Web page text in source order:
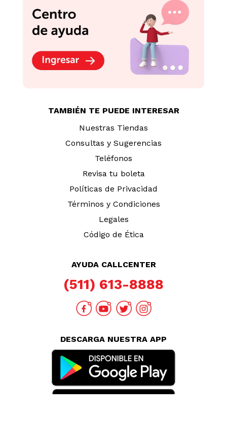
TAMBIÉN TE PUEDE INTERESAR
Nuestras Tiendas
Consultas y Sugerencias
Teléfonos
Revisa tu boleta
Políticas de Privacidad
Términos y Condiciones
Legales
Código de Ética
AYUDA CALLCENTER
(511) 613-8888
DESCARGA NUESTRA APP